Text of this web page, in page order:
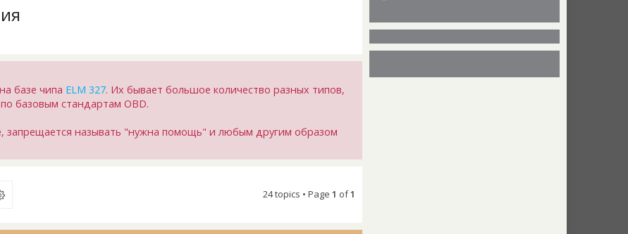
базе чипа ELM 327. Их бывает большое количество разных типов,
базовым стандартам OBD.
, запрещается называть "нужна помощь" и любым другим образом
24 topics • Page 1 of1